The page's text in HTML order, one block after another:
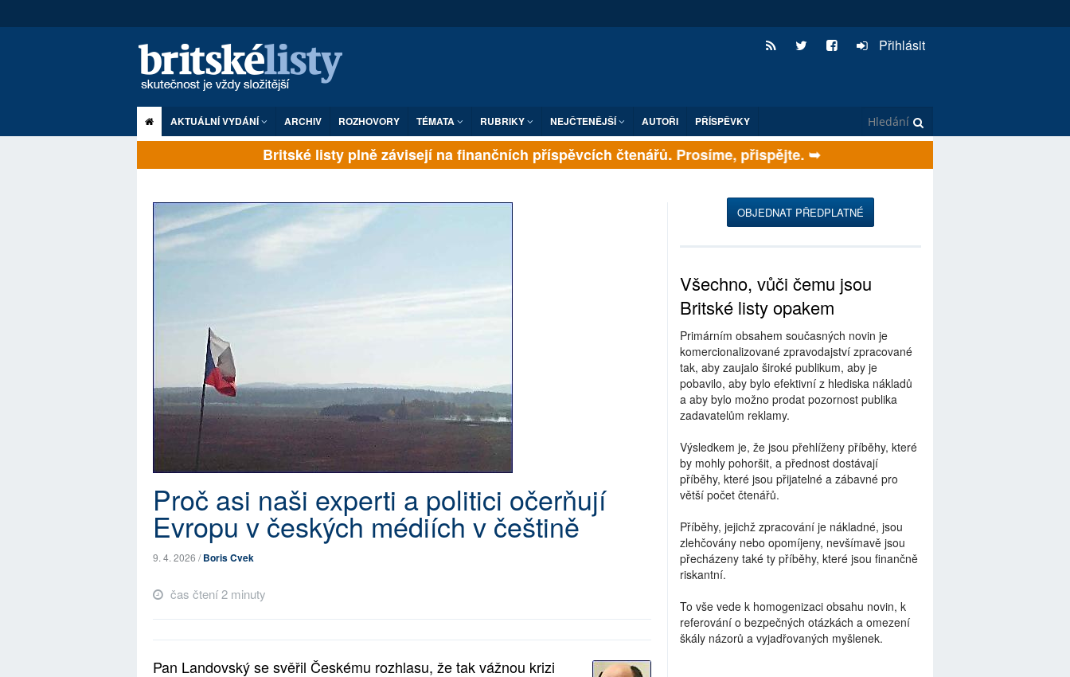
Přihlásit
AKTUÁLNÍ VYDÁNÍ ARCHIV ROZHOVORY TÉMATA RUBRIKY NEJČTENĚJŠÍ AUTOŘI PŘÍSPĚVKY
Britské listy plně závisejí na finančních příspěvcích čtenářů. Prosíme, přispějte. ➥
Proč asi naši experti a politici očerňují
Evropu v českých médiích v češtině
9. 4. 2026 /Boris Cvek
čas čtení 2 minuty
Pan Landovský se svěřil Českému rozhlasu, že tak vážnou krizi
OBJEDNAT PŘEDPLATNÉ
Všechno, vůči čemu jsou
Britské listy opakem
Primárním obsahem současných novin je
komercionalizované zpravodajství zpracované
tak, aby zaujalo široké publikum, aby je
pobavilo, aby bylo efektivní z hlediska nákladů
a aby bylo možno prodat pozornost publika
zadavatelům reklamy.
Výsledkem je, že jsou přehlíženy příběhy, které
by mohly pohoršit, a přednost dostávají
příběhy, které jsou přijatelné a zábavné pro
větší počet čtenářů.
Příběhy, jejichž zpracování je nákladné, jsou
zlehčovány nebo opomíjeny, nevšímavě jsou
přecházeny také ty příběhy, které jsou finančně
riskantní.
To vše vede k homogenizaci obsahu novin, k
referování o bezpečných otázkách a omezení
škály názorů a vyjadřovaných myšlenek.